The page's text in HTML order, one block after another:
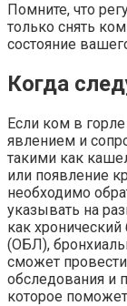
Помните, что
только снять
состояние
Когда
Если ком в
явлением и
такими как
или появление
необходимо
указывать на
как хронический
(ОБЛ),
сможет
обследования и
которое